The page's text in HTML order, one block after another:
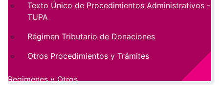
Texto Único de Procedimientos Administrativos -
TUPA
Régimen Tributario de Donaciones
Otros Procedimientos y Trámites
Regimenes y Otros